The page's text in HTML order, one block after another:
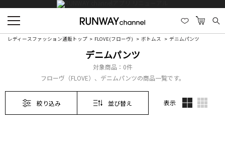
レディースファッション通販トップ FLOVE(フローヴ) ボトムス デニムパンツ
デニムパンツ
対象商品： 0件
フローヴ（FLOVE）、デニムパンツの商品一覧です。
絞り込み 並び替え 表示